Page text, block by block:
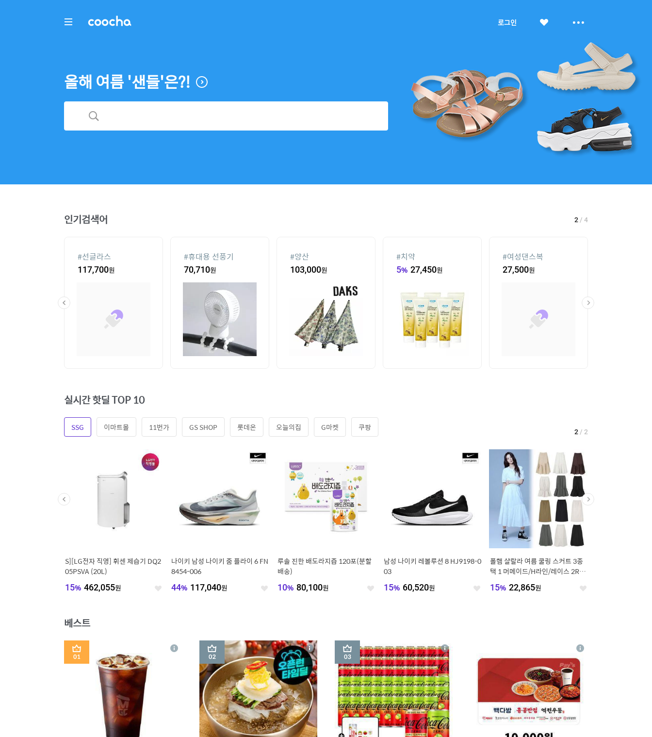
COOCHA 로그인 보
올해 여름 '샌들'은?!
인기검색어
#선글라스
117,700원
#휴대용 선풍기
70,710원
#양산
103,000원
#치약
5% 27,450원
#여성댄스복
27,500원
2 / 4
실시간 핫딜 TOP 10
SSG 이마트몰 11번가 GS SHOP 롯데온 오늘의집 G마켓 쿠팡
S][LG전자 직영] 휘센 제습기 DQ2
05PSVA (20L)
15% 462,055원 좋
나이키 남성 나이키 줌 플라이 6 FN
8454-006
44% 117,040원 좋
루솔 진한 배도라지즙 120포(분할
배송)
10% 80,100원 좋
남성 나이키 레볼루션 8 HJ9198-0
03
15% 60,520원 좋
폴햄 샬랄라 여름 쿨링 스커트 3종
택 1 머메이드/H라인/레이스 2RR2
15% 22,865원 좋
2 / 2
베스트
1
상
2
상
세
3
상
세
상
세